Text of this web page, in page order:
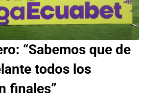
“Sabemos que de
todos los
finales”